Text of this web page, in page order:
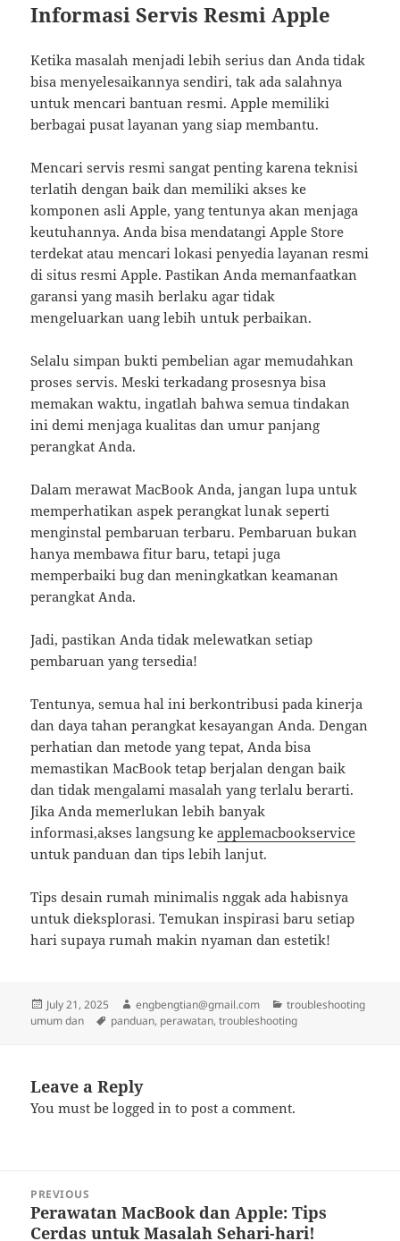
Informasi Servis Resmi Apple
Ketika masalah menjadi lebih serius dan Anda tidak
bisa menyelesaikannya sendiri, tak ada salahnya
untuk mencari bantuan resmi. Apple memiliki
berbagai pusat layanan yang siap membantu.
Mencari servis resmi sangat penting karena teknisi
terlatih dengan baik dan memiliki akses ke
komponen asli Apple, yang tentunya akan menjaga
keutuhannya. Anda bisa mendatangi Apple Store
terdekat atau mencari lokasi penyedia layanan resmi
di situs resmi Apple. Pastikan Anda memanfaatkan
garansi yang masih berlaku agar tidak
mengeluarkan uang lebih untuk perbaikan.
Selalu simpan bukti pembelian agar memudahkan
proses servis. Meski terkadang prosesnya bisa
memakan waktu, ingatlah bahwa semua tindakan
ini demi menjaga kualitas dan umur panjang
perangkat Anda.
Dalam merawat MacBook Anda, jangan lupa untuk
memperhatikan aspek perangkat lunak seperti
menginstal pembaruan terbaru. Pembaruan bukan
hanya membawa fitur baru, tetapi juga
memperbaiki bug dan meningkatkan keamanan
perangkat Anda.
Jadi, pastikan Anda tidak melewatkan setiap
pembaruan yang tersedia!
Tentunya, semua hal ini berkontribusi pada kinerja
dan daya tahan perangkat kesayangan Anda. Dengan
perhatian dan metode yang tepat, Anda bisa
memastikan MacBook tetap berjalan dengan baik
dan tidak mengalami masalah yang terlalu berarti.
Jika Anda memerlukan lebih banyak
informasi,akses langsung keapplemacbookservice
untuk panduan dan tips lebih lanjut.
Tips desain rumah minimalis nggak ada habisnya
untuk dieksplorasi. Temukan inspirasi baru setiap
hari supaya rumah makin nyaman dan estetik!
Posted
on
July 21, 2025 Author
engbengtian@gmail.com Categories
troubleshooting
umum dan
Tags
panduan, perawatan,troubleshooting
Leave a Reply
You must belogged in to post a comment.
navigation
PREVIOUS
Previous
post:
Perawatan MacBook dan Apple: Tips
Cerdas untuk Masalah Sehari-hari!